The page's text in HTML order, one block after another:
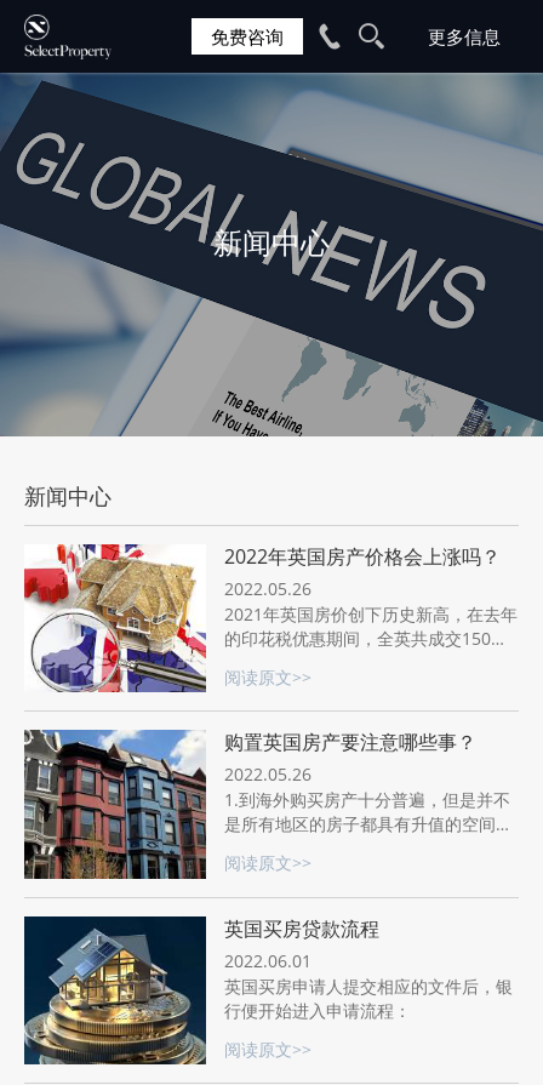
免费咨询
新闻中心
新闻中心
2022年英国房产价格会上涨吗？
2022.05.26
2021年英国房价创下历史新高，在去年
的印花税优惠期间，全英共成交150万
量。而到2022年英国房产市场将会逐渐
趋于稳定。
阅读原文>>
购置英国房产要注意哪些事？
2022.05.26
1.到海外购买房产十分普遍，但是并不
是所有地区的房子都具有升值的空间。
阅读原文>>
英国买房贷款流程
2022.06.01
英国买房申请人提交相应的文件后，银
行便开始进入申请流程：
阅读原文>>